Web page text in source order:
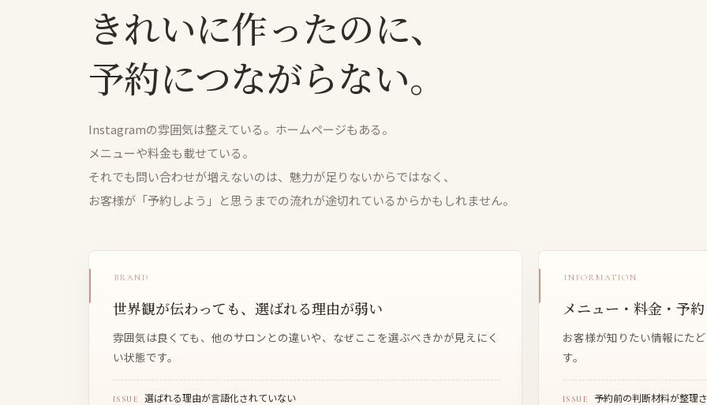
きれいに作ったのに、
予約につながらない。
Instagramの雰囲気は整えている。ホームページもある。
メニューや料金も載せている。
それでも問い合わせが増えないのは、魅力が足りないからではなく、
お客様が「予約しよう」と思うまでの流れが途切れているからかもしれません。
BRAND
世界観が伝わっても、選ばれる理由が弱い
雰囲気は良くても、他のサロンとの違いや、なぜここを選ぶべきかが見えにく
い状態です。
ISSUE 選ばれる理由が言語化されていない
INFORMATION
メニュー・料金・予
お客様が知りたい情報にた
す。
ISSUE 予約前の判断材料が整理